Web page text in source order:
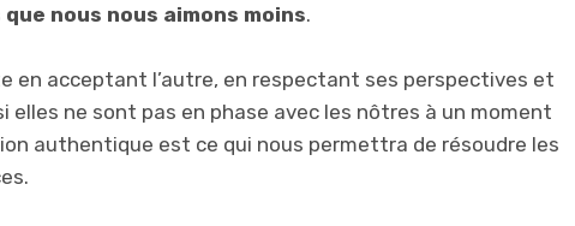
nous nous aimons moins.
en acceptant l’autre, en respectant ses perspectives et
elles ne sont pas en phase avec les nôtres à un moment
authentique est ce qui nous permettra de résoudre les